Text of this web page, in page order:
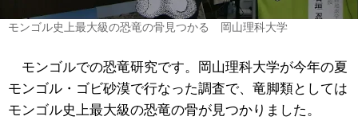
モンゴル史上最大級の恐竜の骨見つかる 岡山理科大学
モンゴルでの恐竜研究です。岡山理科大学が今年の夏
モンゴル・ゴビ砂漠で行なった調査で、竜脚類としては
モンゴル史上最大級の恐竜の骨が見つかりました。